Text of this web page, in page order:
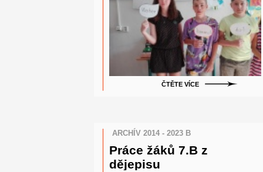
ČTĚTE VÍCE
ARCHÍV 2014 - 2023 B
Práce žáků 7.B z
dějepisu